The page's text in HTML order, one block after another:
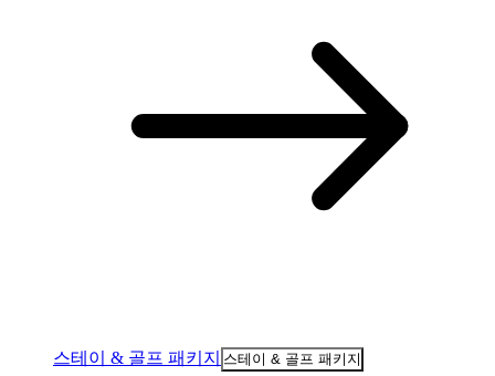
스테이 & 골프 패키지 스테이 & 골프 패키지